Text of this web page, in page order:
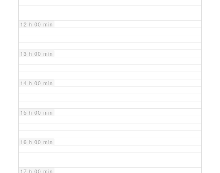
12 h 00 min
13 h 00 min
14 h 00 min
15 h 00 min
16 h 00 min
17 h 00 min